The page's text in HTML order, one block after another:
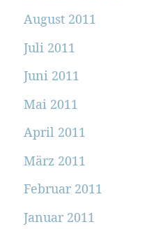
August 2011
Juli 2011
Juni 2011
Mai 2011
April 2011
März 2011
Februar 2011
Januar 2011